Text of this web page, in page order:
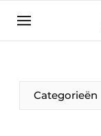
Categorieën